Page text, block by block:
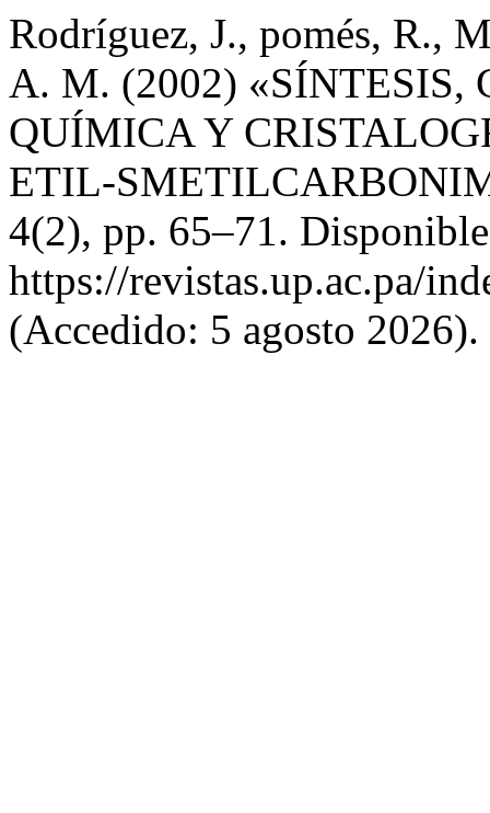
Rodríguez, J., pomés, R.,
A. M. (2002)
QUÍMICA Y
ETIL-
4(2), pp. 65–71.
https://revistas.up.ac.pa/
(Accedido: 5 agosto 2026).